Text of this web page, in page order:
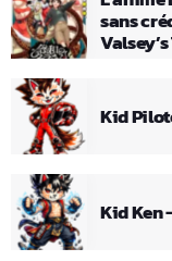
sans
Kid
Kid Ken